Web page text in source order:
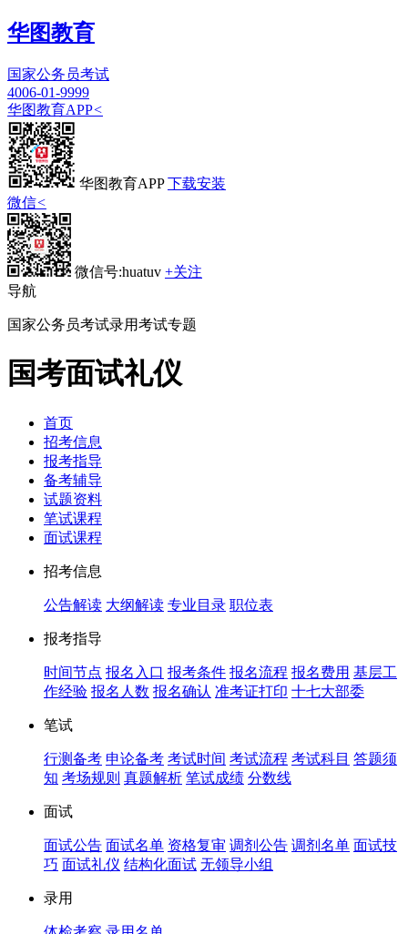
华图教育
国家公务员考试
4006-01-9999
华图教育APP<
华图教育APP 下载安装
微信<
微信号:huatuv +关注
导航
国家公务员考试录用考试专题
国考面试礼仪
首页
招考信息
报考指导
备考辅导
试题资料
笔试课程
面试课程
招考信息
公告解读 大纲解读 专业目录 职位表
报考指导
时间节点 报名入口 报考条件 报名流程 报名费用 基层工
作经验 报名人数 报名确认 准考证打印 十七大部委
笔试
行测备考 申论备考 考试时间 考试流程 考试科目 答题须
知 考场规则 真题解析 笔试成绩 分数线
面试
面试公告 面试名单 资格复审 调剂公告 调剂名单 面试技
巧 面试礼仪 结构化面试 无领导小组
录用